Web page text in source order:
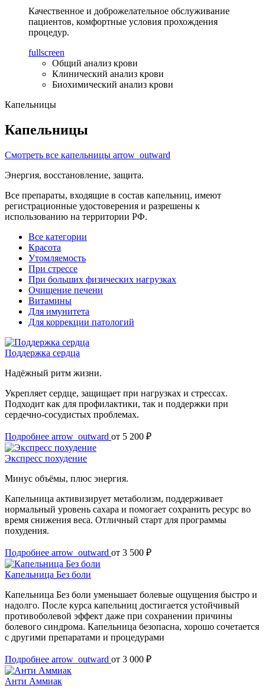
Качественное и доброжелательное обслуживание
пациентов, комфортные условия прохождения
процедур.
fullscreen
Общий анализ крови
Клинический анализ крови
Биохимический анализ крови
Капельницы
Капельницы
Смотреть все капельницы arrow_outward
Энергия, восстановление, защита.
Все препараты, входящие в состав капельниц, имеют
регистрационные удостоверения и разрешены к
использованию на территории РФ.
Все категории
Красота
Утомляемость
При стрессе
При больших физических нагрузках
Очищение печени
Витамины
Для имунитета
Для коррекции патологий
Поддержка сердца
Надёжный ритм жизни.
Укрепляет сердце, защищает при нагрузках и стрессах.
Подходит как для профилактики, так и поддержки при
сердечно-сосудистых проблемах.
Подробнее arrow_outward от 5 200 ₽
Экспресс похудение
Минус объёмы, плюс энергия.
Капельница активизирует метаболизм, поддерживает
нормальный уровень сахара и помогает сохранить ресурс во
время снижения веса. Отличный старт для программы
похудения.
Подробнее arrow_outward от 3 500 ₽
Капельница Без боли
Капельница Без боли уменьшает болевые ощущения быстро и
надолго. После курса капельниц достигается устойчивый
противоболевой эффект даже при сохранении причины
болевого синдрома. Капельница безопасна, хорошо сочетается
с другими препаратами и процедурами
Подробнее arrow_outward от 3 000 ₽
Анти Аммиак